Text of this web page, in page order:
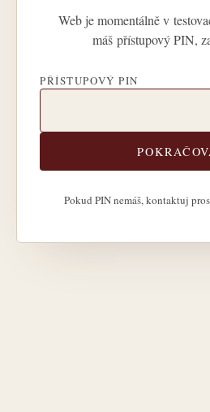
Web je momentálně v
máš přístupový PIN,
PŘÍSTUPOVÝ PIN
Pokud PIN nemáš, kontaktuj